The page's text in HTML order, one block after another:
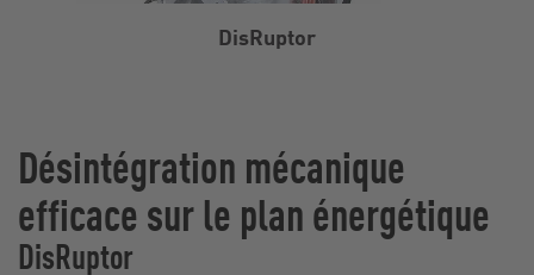
DisRuptor
Désintégration mécanique
efficace sur le plan énergétique
DisRuptor